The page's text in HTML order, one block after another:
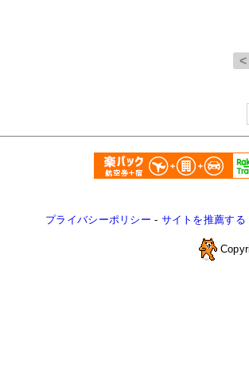
プライバシーポリシー - サイトを推薦する